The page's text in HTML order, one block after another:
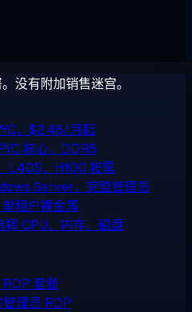
没有附加销售迷宫。
，$2.48/月起
核心，DDR5
L40S、H100 按需
Server，完整管理员
单租户裸金属
择 CPU、内存、磁盘
RDP 套餐
理员 RDP